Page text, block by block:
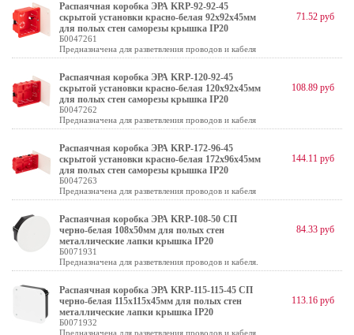
Распаячная коробка ЭРА KRP-92-92-45
скрытой установки красно-белая 92х92х45мм
для полых стен саморезы крышка IP20
Б0047261
Предназначена для разветвления проводов и кабеля
71.52 руб
Распаячная коробка ЭРА KRP-120-92-45
скрытой установки красно-белая 120х92х45мм
для полых стен саморезы крышка IP20
Б0047262
Предназначена для разветвления проводов и кабеля
108.89 руб
Распаячная коробка ЭРА KRP-172-96-45
скрытой установки красно-белая 172х96х45мм
для полых стен саморезы крышка IP20
Б0047263
Предназначена для разветвления проводов и кабеля
144.11 руб
Распаячная коробка ЭРА KRP-108-50 СП
черно-белая 108х50мм для полых стен
металлические лапки крышка IP20
Б0071931
Предназначена для разветвления проводов и кабеля.
84.33 руб
Распаячная коробка ЭРА KRP-115-115-45 СП
черно-белая 115х115х45мм для полых стен
металлические лапки крышка IP20
Б0071932
Предназначена для разветвления проводов и кабеля.
113.16 руб